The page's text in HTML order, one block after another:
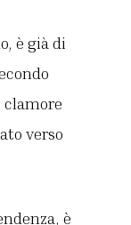
è già di
clamore
verso
è